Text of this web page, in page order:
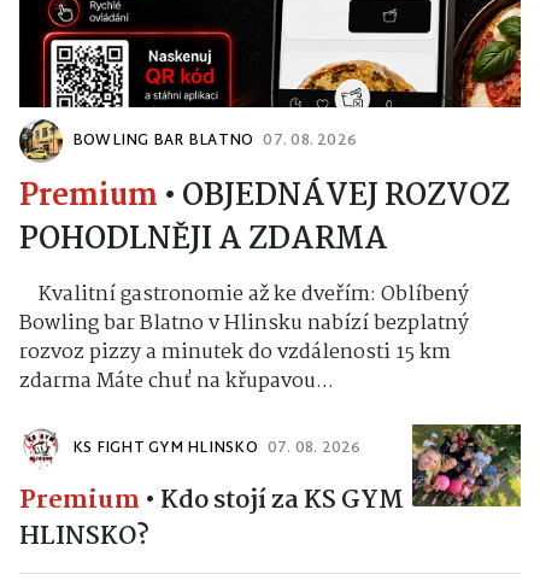
BOWLING BAR BLATNO 07. 08. 2026
Premium • OBJEDNÁVEJ ROZVOZ
POHODLNĚJI A ZDARMA
Kvalitní gastronomie až ke dveřím: Oblíbený
Bowling bar Blatno v Hlinsku nabízí bezplatný
rozvoz pizzy a minutek do vzdálenosti 15 km
zdarma Máte chuť na křupavou...
KS FIGHT GYM HLINSKO 07. 08. 2026
Premium • Kdo stojí za KS GYM
HLINSKO?